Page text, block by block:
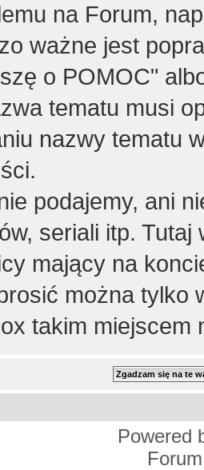
na Forum,
ważne jest
o POMOC"
tematu musi
nazwy tematu
podajemy, ani
seriali itp. Tutaj
mający na
można tylko
takim miejscem
Powered